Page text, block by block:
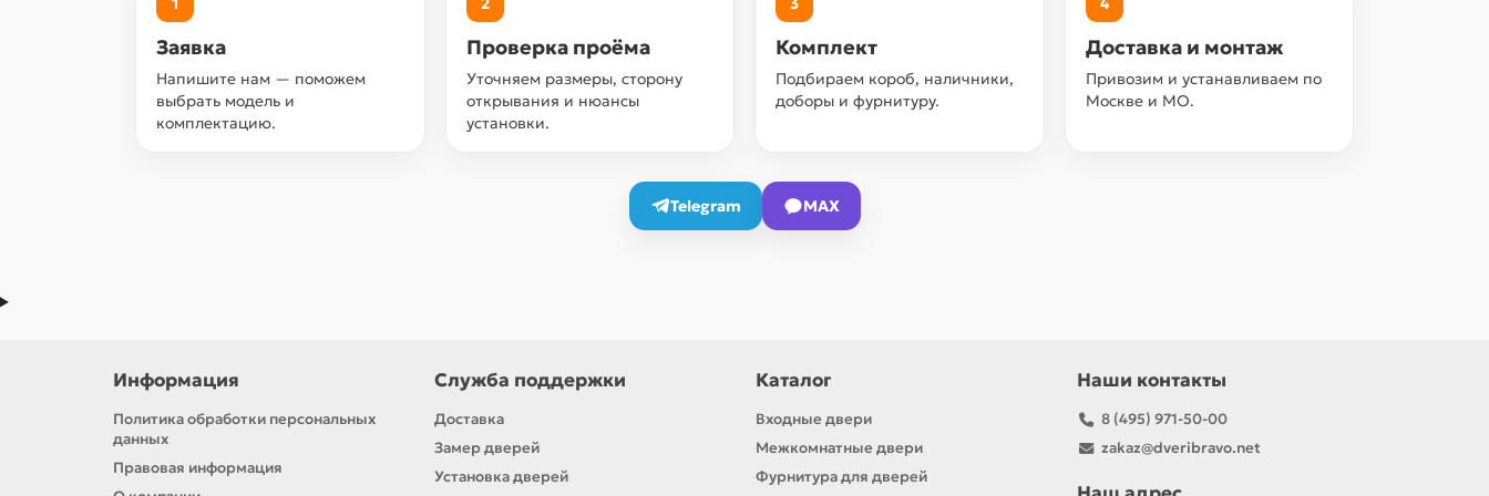
Заявка
Напишите нам — поможем
выбрать модель и
комплектацию.
Проверка проёма
Уточняем размеры, сторону
открывания и нюансы
установки.
Комплект
Подбираем короб, наличники,
доборы и фурнитуру.
Доставка и монтаж
Привозим и устанавливаем по
Москве и МО.
Telegram MAX
Информация
Политика обработки персональных
данных
Правовая информация
Служба поддержки
Доставка
Замер дверей
Установка дверей
Каталог
Входные двери
Межкомнатные двери
Фурнитура для дверей
Наши контакты
8 (495) 971-50-00
zakaz@dveribravo.net